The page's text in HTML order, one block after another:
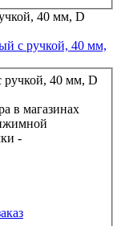
с ручкой, 40 мм,
в магазинах
-